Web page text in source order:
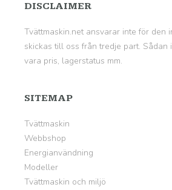
DISCLAIMER
Tvättmaskin.net ansvarar inte för den
skickas till oss från tredje part. Sådan
vara pris, lagerstatus mm.
SITEMAP
Tvättmaskin
Webbshop
Energianvändning
Modeller
Tvättmaskin och miljö